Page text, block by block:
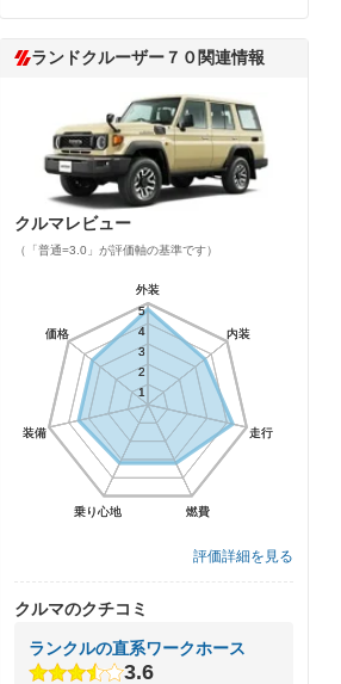
ランドクルーザー７０関連情報
クルマレビュー
（「普通=3.0」が評価軸の基準です）
外装
内装
走行
燃費
乗り心地
装備
価格
1
2
3
4
5
外装
内装
走行
燃費
乗り心地
装備
価格
1
2
3
4
5
評価詳細を見る
クルマのクチコミ
ランクルの直系ワークホース
3.6